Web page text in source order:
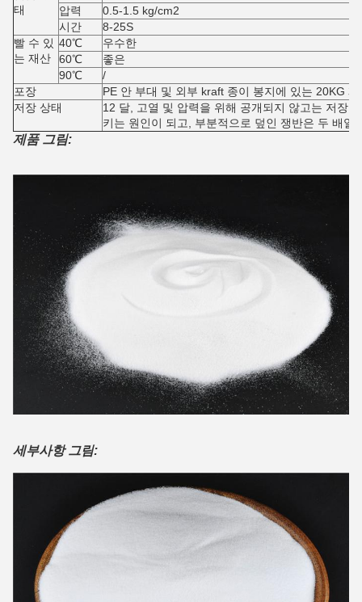
태
압력
0.5-1.5 kg/cm2
시간
8-25S
빨 수 있
는 재산
40℃
우수한
60℃
좋은
90℃
/
포장
PE 안 부대 및 외부 kraft 종이 봉지에 있는 20KG 패
저장 상태
12 달, 고열 및 압력을 위해 공개되지 않고는 저장
키는 원인이 되고, 부분적으로 덮인 쟁반은 두 배일
제품 그림:
세부사항 그림: